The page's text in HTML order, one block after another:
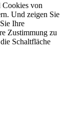
Cookies von
Und zeigen Sie
Ihre
Zustimmung zu
Schaltfläche